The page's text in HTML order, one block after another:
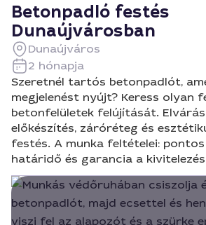
Betonpadló festés
Dunaújvárosban
Dunaújváros
2 hónapja
Szeretnél tartós betonpadlót,
megjelenést nyújt? Keress olyan
betonfelületek felújítását.
előkészítés, záróréteg és
festés. A munka feltételei:
határidő és garancia a